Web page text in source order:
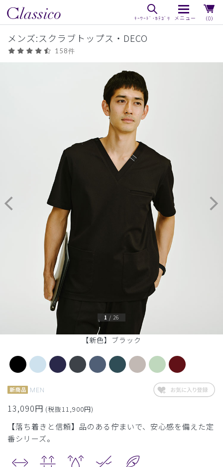
（0）
メンズ:スクラブトップス・DECO
158件
【新色】ブラック
1 / 26
MEN
13,090円 (税抜11,900円)
【落ち着きと信頼】品のある佇まいで、安心感を備えた定
番シリーズ。